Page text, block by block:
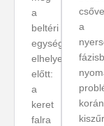
a
beltéri
egység
elhelyezése
előtt:
a
keret
falra
a
korán